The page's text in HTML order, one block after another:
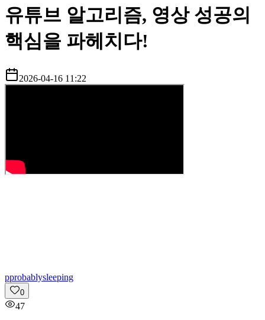
유튜브 알고리즘, 영상 성공의
핵심을 파헤치다!
2026-04-16 11:22
pprobablysleeping
0
47